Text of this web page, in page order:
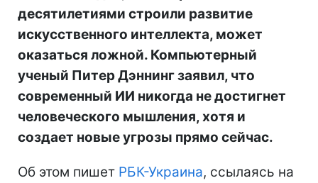
десятилетиями строили развитие
искусственного интеллекта, может
оказаться ложной. Компьютерный
ученый Питер Дэннинг заявил, что
современный ИИ никогда не достигнет
человеческого мышления, хотя и
создает новые угрозы прямо сейчас.
Об этом пишет РБК-Украина, ссылаясь на